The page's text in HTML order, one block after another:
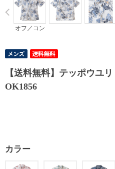
オフ／コン
【送料無料】テッポウユ
OK1856
カラー